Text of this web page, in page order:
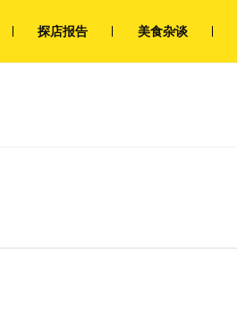
探店报告 美食杂谈